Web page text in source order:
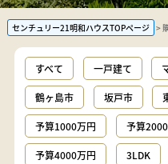
センチュリー21明和ハウスTOPページ
すべて 一戸建て
鶴ヶ島市 坂戸市
予算1000万円 予算
予算4000万円 3LDK